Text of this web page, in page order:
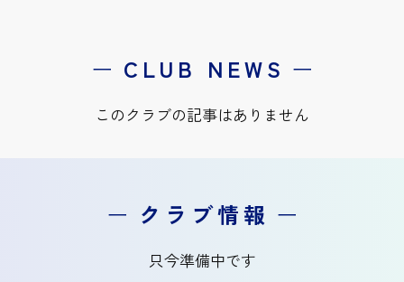
ー CLUB NEWS ー
このクラブの記事はありません
ー クラブ情報 ー
只今準備中です